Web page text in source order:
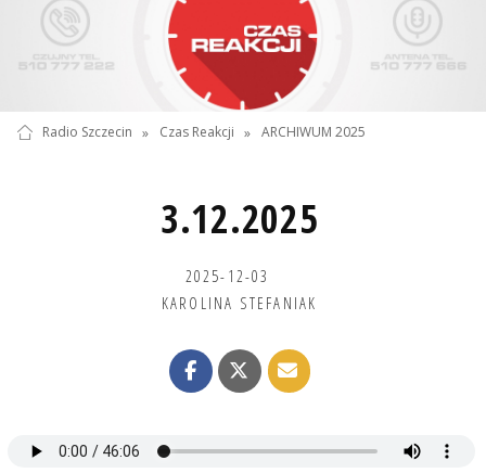
Radio Szczecin » Czas Reakcji » ARCHIWUM 2025
3.12.2025
2025-12-03
KAROLINA STEFANIAK